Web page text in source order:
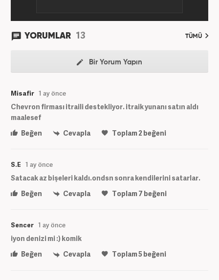
YORUMLAR 13 TÜMÜ
Bir Yorum Yapın
Misafir 1 ay önce
Chevron firması itraili destekliyor. itraik yunanı satın aldı
maalesef
Beğen
Cevapla Toplam2 beğeni
S.E 1 ay önce
Satacak az bişeleri kaldı.ondsn sonra kendilerini satarlar.
Beğen
Cevapla Toplam7 beğeni
Sencer 1 ay önce
iyon denizi mi :) komik
Beğen
Cevapla Toplam5beğeni